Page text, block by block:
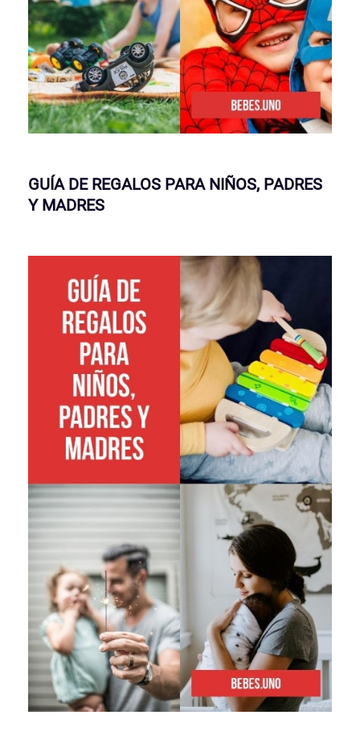
GUÍA DE REGALOS PARA NIÑOS, PADRES
Y MADRES